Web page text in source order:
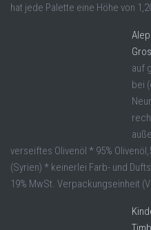
hat jede Palette eine Höhe von
auf
bei
verseiftes Olivenöl * 95%
(Syrien) * keinerlei Farb- und
19% MwSt. Verpackungseinheit